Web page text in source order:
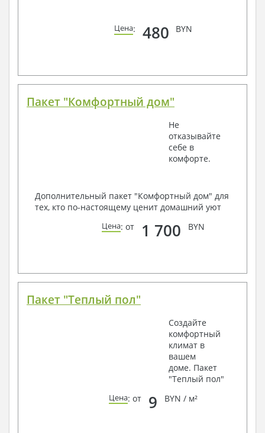
Цена: 480 BYN
Пакет "Комфортный дом"
Не
отказывайте
себе в
комфорте.
Дополнительный пакет "Комфортный дом" для
тех, кто по-настоящему ценит домашний уют
Цена: от 1 700 BYN
Пакет "Теплый пол"
Создайте
комфортный
климат в
вашем
доме. Пакет
"Теплый пол"
Цена: от 9 BYN / м²